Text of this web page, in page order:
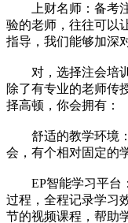
上财名师：备考注
验的老师，往往可以
指导，我们能够加深
对，选择注会培训
除了有专业的老师传
择高顿，你会拥有：
舒适的教学环境：
会，有个相对固定的
EP智能学习平台：
过程，全程记录学习
节的视频课程，帮助